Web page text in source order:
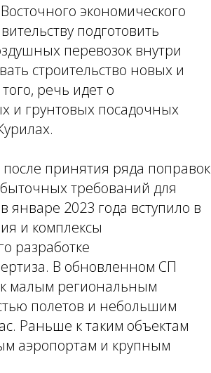
экономического
подготовить
перевозок внутри
строительство новых и
речь идет о
и грунтовых посадочных
принятия ряда поправок
требований для
2023 года вступило в
и комплексы
разработке
В обновленном СП
малым региональным
полетов и небольшим
Раньше к таким объектам
аэропортам и крупным